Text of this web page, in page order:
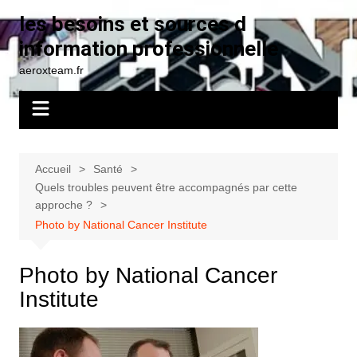
au
contenu
les besoins et sources d
information professionnelle
aeroxteam.fr
Accueil
Santé
Quels troubles peuvent être accompagnés par cette
approche ?
Photo by National Cancer Institute
Photo by National Cancer
Institute